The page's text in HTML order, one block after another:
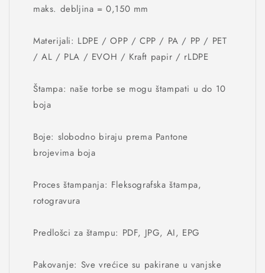
maks. debljina = 0,150 mm
Materijali: LDPE / OPP / CPP / PA / PP / PET
/ AL / PLA / EVOH / Kraft papir / rLDPE
Štampa: naše torbe se mogu štampati u do 10
boja
Boje: slobodno biraju prema Pantone
brojevima boja
Proces štampanja: Fleksografska štampa,
rotogravura
Predlošci za štampu: PDF, JPG, AI, EPG
Pakovanje: Sve vrećice su pakirane u vanjske